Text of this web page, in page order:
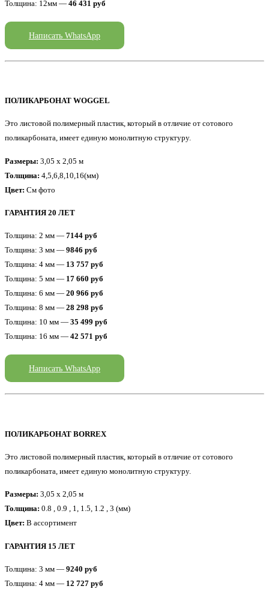
Толщина: 12мм — 46 431 руб
Написать WhatsApp
ПОЛИКАРБОНАТ WOGGEL
Это листовой полимерный пластик, который в отличие от сотового
поликарбоната, имеет единую монолитную структуру.
Размеры: 3,05 x 2,05 м
Толщина: 4,5,6,8,10,16(мм)
Цвет: См фото
ГАРАНТИЯ 20 ЛЕТ
Толщина: 2 мм — 7144 руб
Толщина: 3 мм — 9846 руб
Толщина: 4 мм — 13 757 руб
Толщина: 5 мм — 17 660 руб
Толщина: 6 мм — 20 966 руб
Толщина: 8 мм — 28 298 руб
Толщина: 10 мм — 35 499 руб
Толщина: 16 мм — 42 571 руб
Написать WhatsApp
ПОЛИКАРБОНАТ BORREX
Это листовой полимерный пластик, который в отличие от сотового
поликарбоната, имеет единую монолитную структуру.
Размеры: 3,05 x 2,05 м
Толщина: 0.8 , 0.9 , 1, 1.5, 1.2 , 3 (мм)
Цвет: В ассортимент
ГАРАНТИЯ 15 ЛЕТ
Толщина: 3 мм — 9240 руб
Толщина: 4 мм — 12 727 руб